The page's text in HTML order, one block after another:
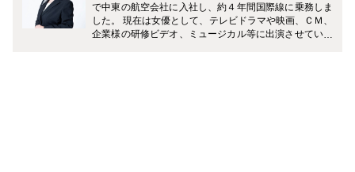
で中東の航空会社に入社し、約４年間国際線に乗務しま
した。 現在は女優として、テレビドラマや映画、ＣＭ、
企業様の研修ビデオ、ミュージカル等に出演させていた